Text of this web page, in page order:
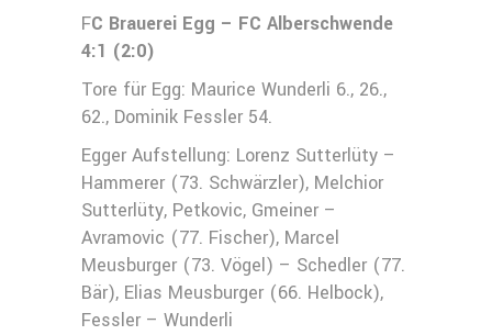
FC Brauerei Egg – FC Alberschwende
4:1 (2:0)
Tore für Egg: Maurice Wunderli 6., 26.,
62., Dominik Fessler 54.
Egger Aufstellung: Lorenz Sutterlüty –
Hammerer (73. Schwärzler), Melchior
Sutterlüty, Petkovic, Gmeiner –
Avramovic (77. Fischer), Marcel
Meusburger (73. Vögel) – Schedler (77.
Bär), Elias Meusburger (66. Helbock),
Fessler – Wunderli